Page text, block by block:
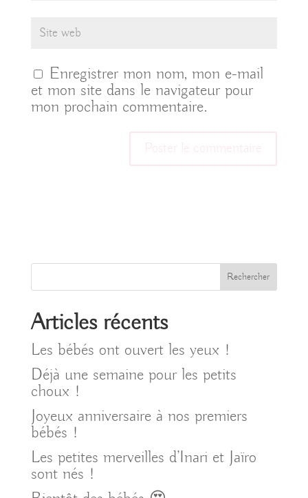
Enregistrer mon nom, mon e-mail
et mon site dans le navigateur pour
mon prochain commentaire.
Rechercher
Articles récents
Les bébés ont ouvert les yeux !
Déjà une semaine pour les petits
choux !
Joyeux anniversaire à nos premiers
bébés !
Les petites merveilles d’Inari et Jaïro
sont nés !